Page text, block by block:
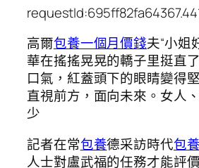
高爾包養一個月價錢夫“小姐
華在搖搖晃晃的轎子里挺直
口氣，紅蓋頭下的眼睛變得
直視前方，面向未來。女人
少
記者在常包養德采訪時代包
人士對盧武福的任務才能評